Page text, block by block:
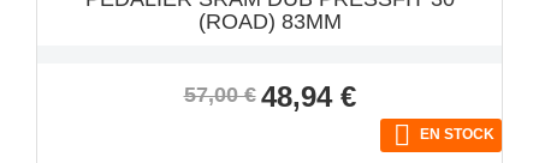
(ROAD) 83MM
Precio
57,00 € Precio
48,94 €
 EN STOCK